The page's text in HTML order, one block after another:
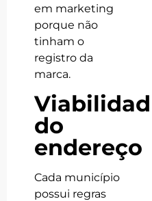
em marketing
porque não
tinham o
registro da
marca.
Viabilidade
do
endereço
Cada município
possui regras